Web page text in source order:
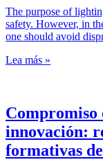
The purpose of
safety. However, in
one should avoid
Lea más »
Compromiso
innovación:
formativas